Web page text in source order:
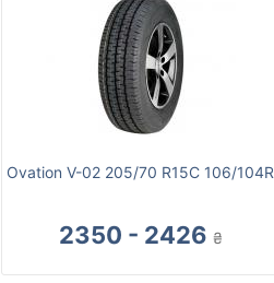
Ovation V-02 205/70 R15C 106/104R
2350 - 2426 ₴